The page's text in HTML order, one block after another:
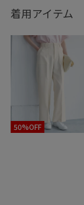
よかったら見て
気になった投稿や
後で見返した
♡マークを押し
後で見返しやす
フォローもして
2025年より個
着用アイテム
50%OFF